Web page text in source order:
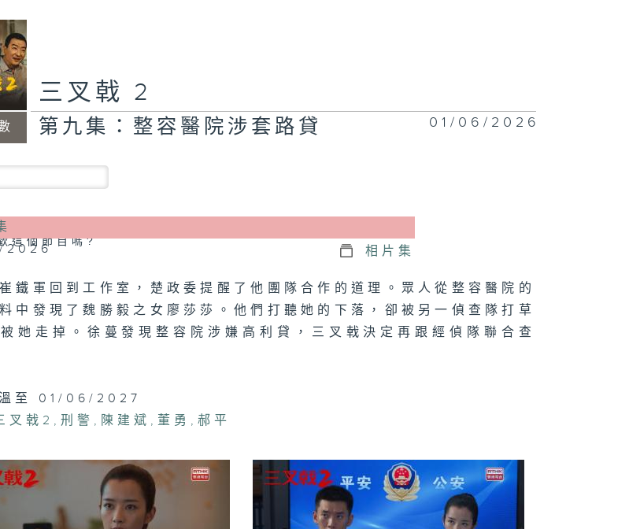
第二十九集：金成
三叉戟 2
第九集：整容醫院涉套路貸 01/06/2026
這個節目嗎?
2026 相片集
鐵軍回到工作室，楚政委提醒了他團隊合作的道理。眾人從整容醫院的
中發現了魏勝毅之女廖莎莎。他們打聽她的下落，卻被另一偵查隊打草
她走掉。徐蔓發現整容院涉嫌高利貸，三叉戟決定再跟經偵隊聯合查
溫至 01/06/2027
叉戟2 ,刑警 , 陳建斌 ,董勇 ,郝平